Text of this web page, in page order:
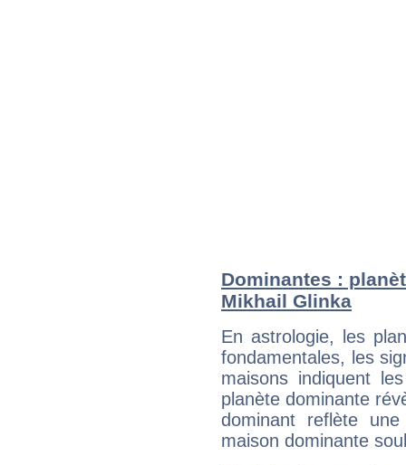
Dominantes :
Mikhail Glinka
En astrologie, les
fondamentales, les
maisons indiquent
planète dominante
dominant reflète
maison dominante